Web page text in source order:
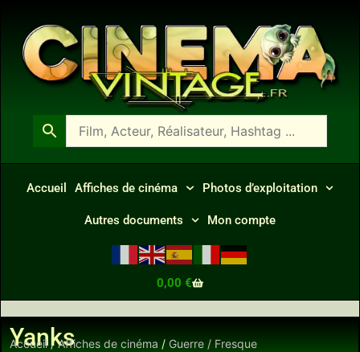
Accueil Affiches de cinéma Photos d’exploitation
Autres documents Mon compte
0,00 €
Yanks
Accueil/Affiches de cinéma / Guerre / Fresque